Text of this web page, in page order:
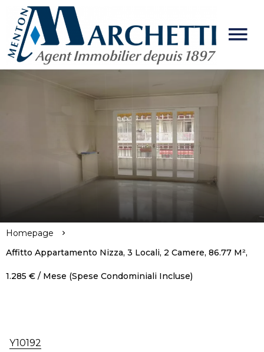
Homepage
Affitto Appartamento Nizza, 3 Locali, 2 Camere, 86.77 M²,
1.285 € / Mese (Spese Condominiali Incluse)
Y10192